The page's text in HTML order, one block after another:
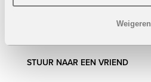
Weigeren
STUUR NAAR EEN VRIEND